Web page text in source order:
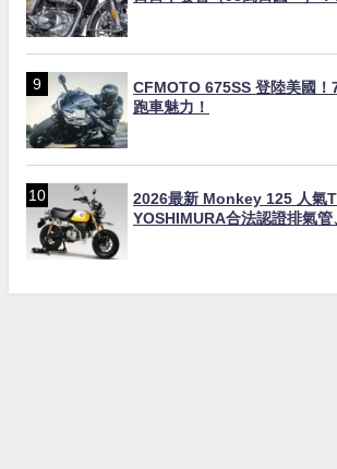
CFMOTO 675SS 登陸美國！
跑車魅力！
2026最新 Monkey 125 人氣
YOSHIMURA合法認證排氣